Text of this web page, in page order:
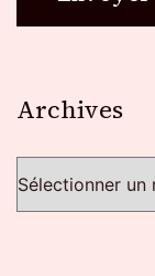
Archives